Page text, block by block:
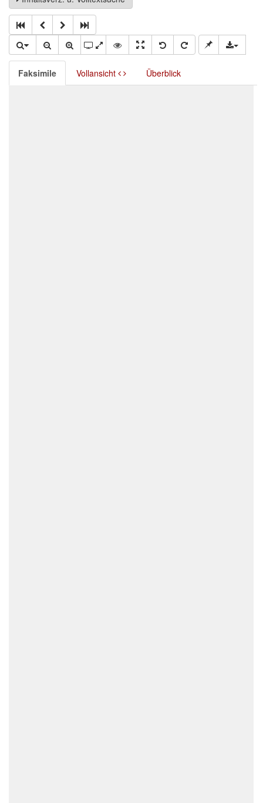
Faksimile Vollansicht Überblick